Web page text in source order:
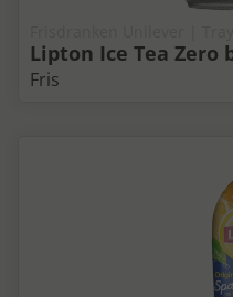
Lipton Ice Tea Zero
Fris